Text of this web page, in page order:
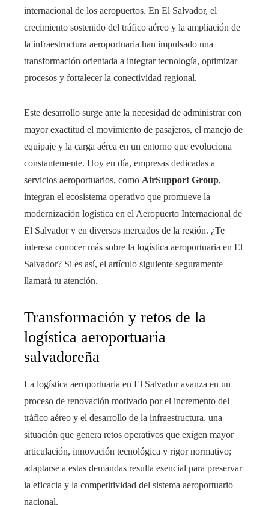
internacional de los aeropuertos. En El Salvador, el
crecimiento sostenido del tráfico aéreo y la ampliación de
la infraestructura aeroportuaria han impulsado una
transformación orientada a integrar tecnología, optimizar
procesos y fortalecer la conectividad regional.
Este desarrollo surge ante la necesidad de administrar con
mayor exactitud el movimiento de pasajeros, el manejo de
equipaje y la carga aérea en un entorno que evoluciona
constantemente. Hoy en día, empresas dedicadas a
servicios aeroportuarios, como AirSupport Group,
integran el ecosistema operativo que promueve la
modernización logística en el Aeropuerto Internacional de
El Salvador y en diversos mercados de la región. ¿Te
interesa conocer más sobre la logística aeroportuaria en El
Salvador? Si es así, el artículo siguiente seguramente
llamará tu atención.
Transformación y retos de la
logística aeroportuaria
salvadoreña
La logística aeroportuaria en El Salvador avanza en un
proceso de renovación motivado por el incremento del
tráfico aéreo y el desarrollo de la infraestructura, una
situación que genera retos operativos que exigen mayor
articulación, innovación tecnológica y rigor normativo;
adaptarse a estas demandas resulta esencial para preservar
la eficacia y la competitividad del sistema aeroportuario
nacional.